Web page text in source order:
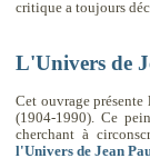
critique a toujours
L'Univers de
Cet ouvrage présente
(1904-1990). Ce
cherchant à
l'Univers de Jean